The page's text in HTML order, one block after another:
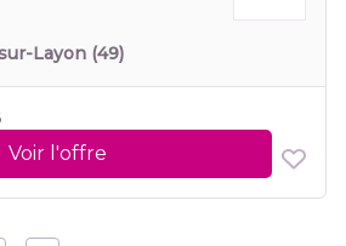
Layon (49)
Voir l'offre